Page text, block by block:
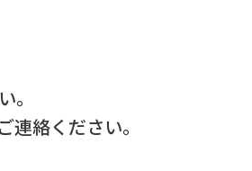
。
絡ください。